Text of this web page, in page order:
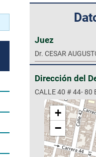
Juez
Dr. CESAR
Dirección del
CALLE 40 # 44- 80
+
−